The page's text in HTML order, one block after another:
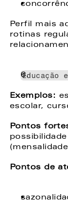
Perfil mais
rotinas
Educação
Exemplos:
escolar,
Pontos
Pontos de